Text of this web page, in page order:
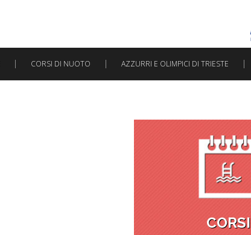
CORSI DI NUOTO AZZURRI E OLIMPICI DI TRIESTE
CORSI